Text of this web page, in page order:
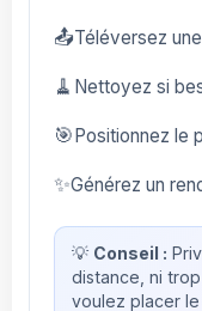
📤Téléversez
🧹 Nettoyez si
🎯Positionnez le
✨Générez un
💡 Conseil :
distance, ni
voulez placer